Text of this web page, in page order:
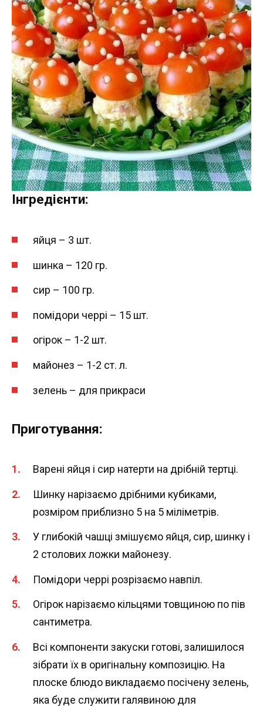
Інгредієнти:
яйця – 3 шт.
шинка – 120 гр.
сир – 100 гр.
помідори черрі – 15 шт.
огірок – 1-2 шт.
майонез – 1-2 ст. л.
зелень – для прикраси
Приготування:
Варені яйця і сир натерти на дрібній тертці.
Шинку нарізаємо дрібними кубиками,
розміром приблизно 5 на 5 міліметрів.
У глибокій чашці змішуємо яйця, сир, шинку і
2 столових ложки майонезу.
Помідори черрі розрізаємо навпіл.
Огірок нарізаємо кільцями товщиною по пів
сантиметра.
Всі компоненти закуски готові, залишилося
зібрати їх в оригінальну композицію. На
плоске блюдо викладаємо посічену зелень,
яка буде служити галявиною для